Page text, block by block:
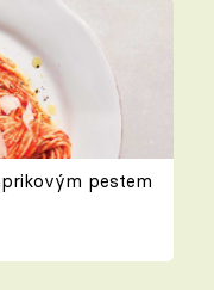
pestem